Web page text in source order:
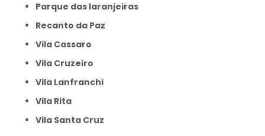
Parque das laranjeiras
Recanto da Paz
Vila Cassaro
Vila Cruzeiro
Vila Lanfranchi
Vila Rita
Vila Santa Cruz